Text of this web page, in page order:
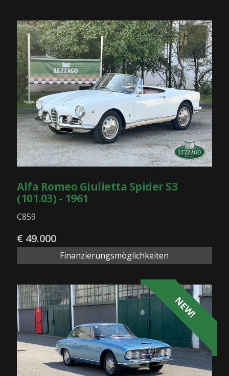
Alfa Romeo Giulietta Spider S3
(101.03) - 1961
C859
€ 49.000
Finanzierungsmöglichkeiten
NEW!